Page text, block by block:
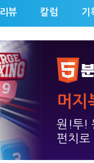
리뷰 칼럼 기
머지
원!투!
펀치로